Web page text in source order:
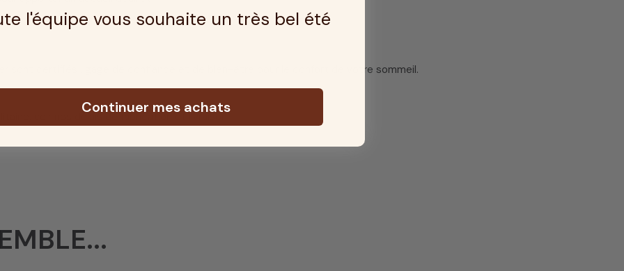
sont certifiés , gage de confiance et de bien-être pour le confort de votre sommeil.
voir nos
l'équipe vous souhaite un très bel été
Continuer mes achats